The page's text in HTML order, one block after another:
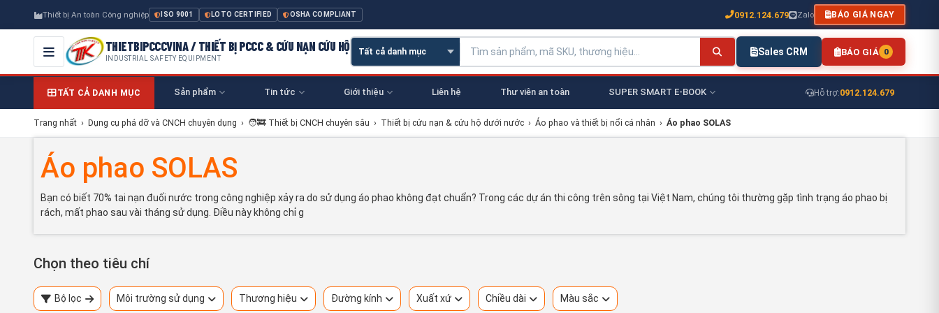
Thiết bị An toàn Công nghiệp ISO 9001 LOTO CERTIFIED OSHA COMPLIANT 0912.124.679 Zalo BÁO GIÁ NGAY
THIETBIPCCCVINA / THIẾT BỊ PCCC & CỨU NẠN CỨU HỘ
INDUSTRIAL SAFETY EQUIPMENT
Sales CRM BÁO GIÁ 0
TẤT CẢ DANH MỤC Sản phẩm Tin tức Giới thiệu Liên hệ Thư viên an toàn SUPER SMART E-BOOK Hỗ trợ:0912.124.679
Trang nhất › Dụng cụ phá dỡ và CNCH chuyên dụng › 🧑‍🚒 Thiết bị CNCH chuyên sâu › Thiết bị cứu nạn & cứu hộ dưới nước › Áo phao và thiết bị nổi cá nhân › Áo phao SOLAS
Áo phao SOLAS
Bạn có biết 70% tai nạn đuối nước trong công nghiệp xảy ra do sử dụng áo phao không đạt chuẩn? Trong các dự án thi công trên sông tại Việt Nam, chúng tôi thường gặp tình trạng áo phao bị
rách, mất phao sau vài tháng sử dụng. Điều này không chỉ g
Chọn theo tiêu chí
Bộ lọc Môi trường sử dụng Thương hiệu Đường kính Xuất xứ Chiều dài Màu sắc